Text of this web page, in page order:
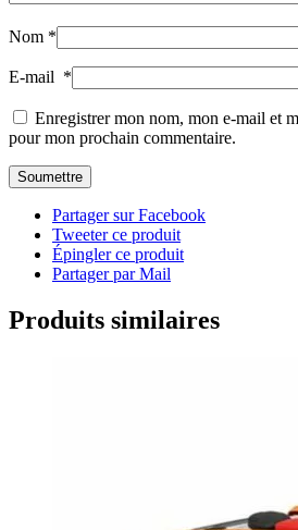
Nom *
E-mail *
Enregistrer mon nom, mon e-mail et
pour mon prochain commentaire.
Partager sur Facebook
Tweeter ce produit
Épingler ce produit
Partager par Mail
Produits similaires